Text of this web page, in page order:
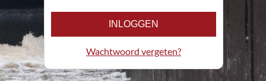
INLOGGEN
Wachtwoord vergeten?